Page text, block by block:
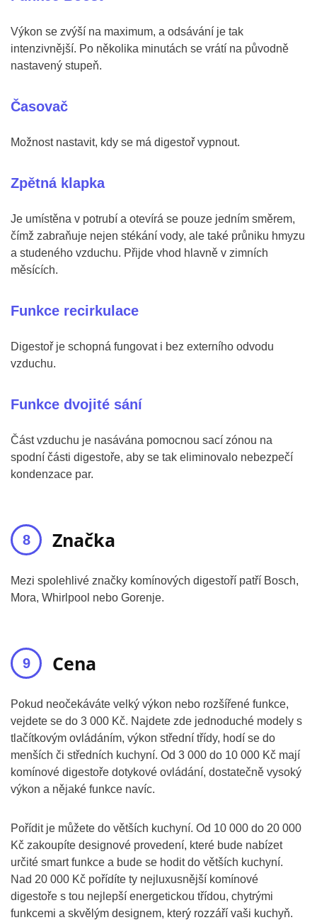
Výkon se zvýší na maximum, a odsávání je tak
intenzivnější. Po několika minutách se vrátí na původně
nastavený stupeň.
Časovač
Možnost nastavit, kdy se má digestoř vypnout.
Zpětná klapka
Je umístěna v potrubí a otevírá se pouze jedním směrem,
čímž zabraňuje nejen stékání vody, ale také průniku hmyzu
a studeného vzduchu. Přijde vhod hlavně v zimních
měsících.
Funkce recirkulace
Digestoř je schopná fungovat i bez externího odvodu
vzduchu.
Funkce dvojité sání
Část vzduchu je nasávána pomocnou sací zónou na
spodní části digestoře, aby se tak eliminovalo nebezpečí
kondenzace par.
Značka
Mezi spolehlivé značky komínových digestoří patří Bosch,
Mora, Whirlpool nebo Gorenje.
Cena
Pokud neočekáváte velký výkon nebo rozšířené funkce,
vejdete se do 3 000 Kč. Najdete zde jednoduché modely s
tlačítkovým ovládáním, výkon střední třídy, hodí se do
menších či středních kuchyní. Od 3 000 do 10 000 Kč mají
komínové digestoře dotykové ovládání, dostatečně vysoký
výkon a nějaké funkce navíc.
Pořídit je můžete do větších kuchyní. Od 10 000 do 20 000
Kč zakoupíte designové provedení, které bude nabízet
určité smart funkce a bude se hodit do větších kuchyní.
Nad 20 000 Kč pořídíte ty nejluxusnější komínové
digestoře s tou nejlepší energetickou třídou, chytrými
funkcemi a skvělým designem, který rozzáří vaši kuchyň.